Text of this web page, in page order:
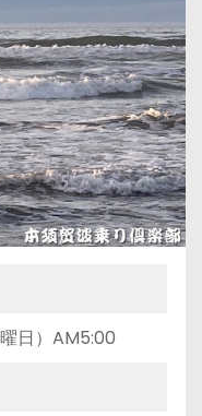
日）AM5:00